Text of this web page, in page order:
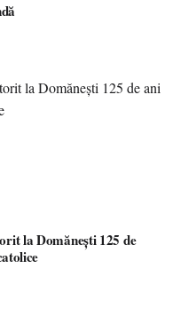
la Domănești 125 de